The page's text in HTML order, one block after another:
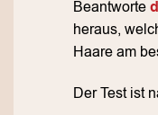
Beantworte
heraus,
Haare am
Der Test ist